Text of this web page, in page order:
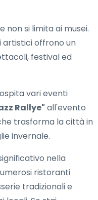
non si limita ai musei.
artistici offrono un
festival ed
vari eventi
Rallye" all'evento
trasforma la città in
invernale.
nella
ristoranti
tradizionali e